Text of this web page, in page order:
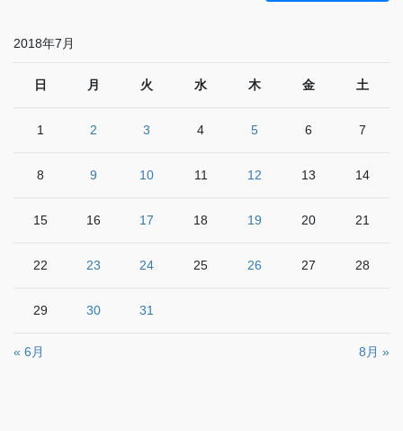
2018年7月
日 月 火 水 木 金 土
1 2 3 4 5 6 7
8 9 10 11 12 13 14
15 16 17 18 19 20 21
22 23 24 25 26 27 28
29 30 31
« 6月 8月 »